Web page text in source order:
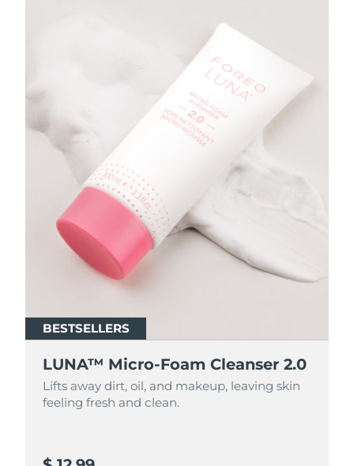
BESTSELLERS
LUNA™ Micro-Foam Cleanser 2.0
Lifts away dirt, oil, and makeup, leaving skin
feeling fresh and clean.
BESTSELLERS
LUNA™ Micro-Foam Cleanser 2.0
Lifts away dirt, oil, and makeup, leaving skin
feeling fresh and clean.